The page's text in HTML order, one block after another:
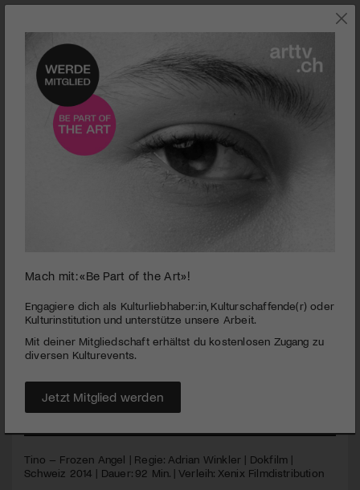
seconds
minute,
seconds
Tino – Frozen Angel
PUBLIZIERT AM 13. FEBRUAR 2014
Revoluzzer und Höllenengel, ein Aussenseiter der
bürgerlichen Gesellschaft. Der Lebensweg von Martin «Tino»
Switzerland, könnte schillernder nicht sein.
MEHR
Tino – Frozen Angel | Regie: Adrian Winkler | Dokfilm |
Schweiz 2014 | Dauer: 92 Min. | Verleih: Xenix Filmdistribution
Mach mit: «Be Part of the Art»!
Engagiere dich als Kulturliebhaber:in, Kulturschaffende(r) oder
Kulturinstitution und unterstütze unsere Arbeit.
Mit deiner Mitgliedschaft erhältst du kostenlosen Zugang zu
diversen Kulturevents.
Jetzt Mitglied werden